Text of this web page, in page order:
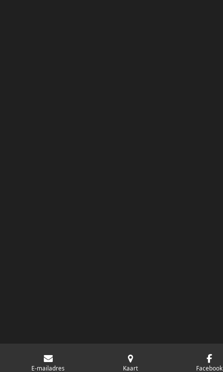
E-mailadres Kaart Facebook